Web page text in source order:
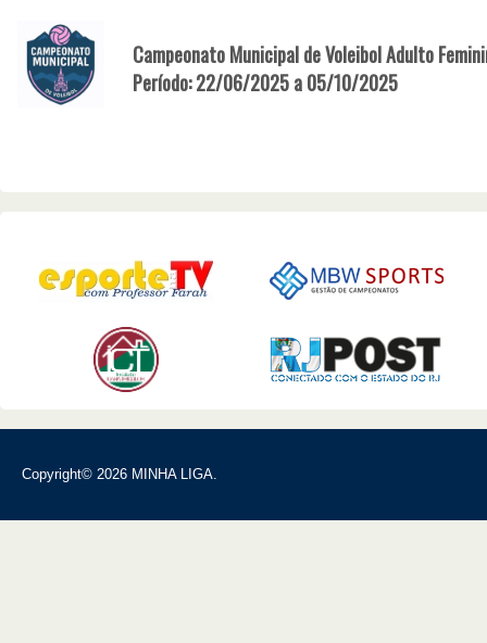
Campeonato Municipal de Voleibol Adulto
Período: 22/06/2025 a 05/10/2025
Copyright© 2026 MINHA LIGA.